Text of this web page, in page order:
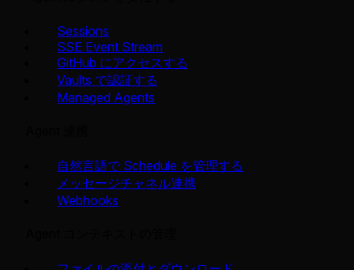
Sessions
SSE Event Stream
GitHub にアクセスする
Vaults で認証する
Managed Agents
自然言語で Schedule を管理する
メッセージチャネル連携
Webhooks